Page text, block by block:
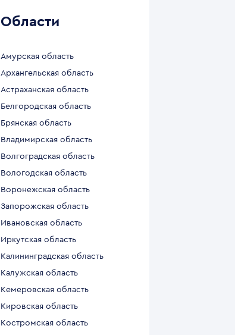
Области
Амурская область
Архангельская область
Астраханская область
Белгородская область
Брянская область
Владимирская область
Волгоградская область
Вологодская область
Воронежская область
Запорожская область
Ивановская область
Иркутская область
Калининградская область
Калужская область
Кемеровская область
Кировская область
Костромская область